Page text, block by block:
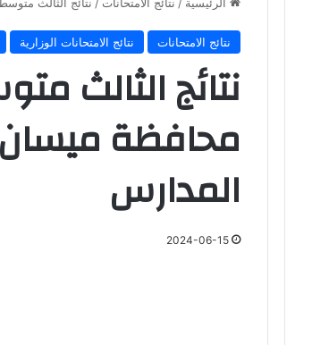
نتائج الامتحانات نتائج الامتحانات الوزارية
المدارس
2024-06-15